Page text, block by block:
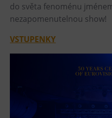
Hornické muzeum
Bolt Café
Kavárna Velký Svět
PECKA DOV
Restaurace VP ART
do světa fenoménu
nezapomenutelnou show!
VSTUPENKY